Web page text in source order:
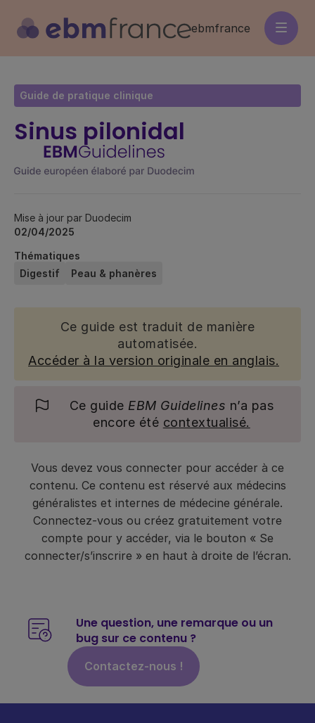
contenu
principal
ebmfrance
Guide de pratique clinique
Sinus pilonidal
Mise à jour par Duodecim
02/04/2025
Thématiques
Digestif
Peau & phanères
Ce guide est traduit de manière
automatisée.
Accéder à la version originale en anglais.
Ce guide EBM Guidelines n’a pas
encore été contextualisé.
Vous devez vous connecter pour accéder à ce
contenu. Ce contenu est réservé aux médecins
généralistes et internes de médecine générale.
Connectez-vous ou créez gratuitement votre
compte pour y accéder, via le bouton « Se
connecter/s’inscrire » en haut à droite de l’écran.
Une question, une remarque ou un
bug sur ce contenu ?
Contactez-nous !